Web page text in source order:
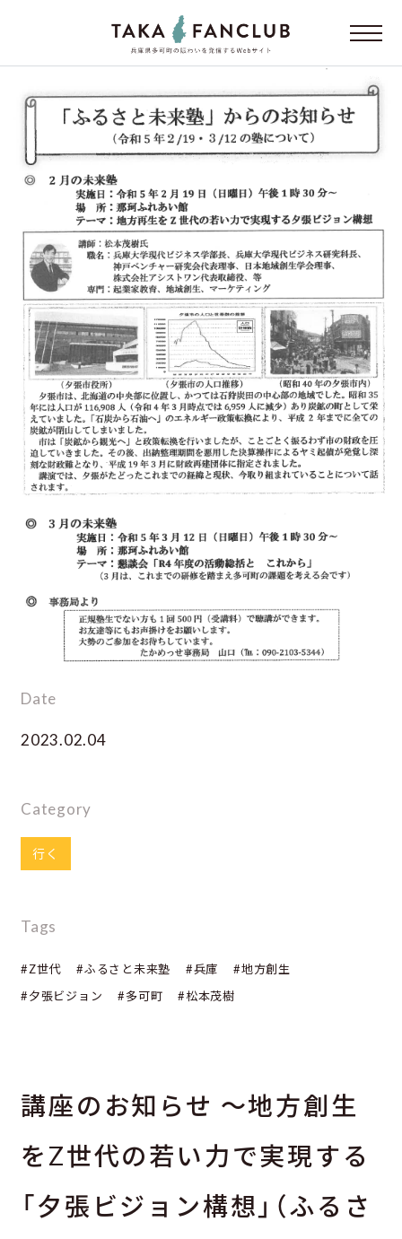
Date
2023.02.04
Category
行く
Tags
#Z世代 #ふるさと未来塾 #兵庫
#地方創生
#夕張ビジョン
#多可町 #松本茂樹
講座のお知らせ ～地方創生
をZ世代の若い力で実現する
「夕張ビジョン構想」（ふるさ